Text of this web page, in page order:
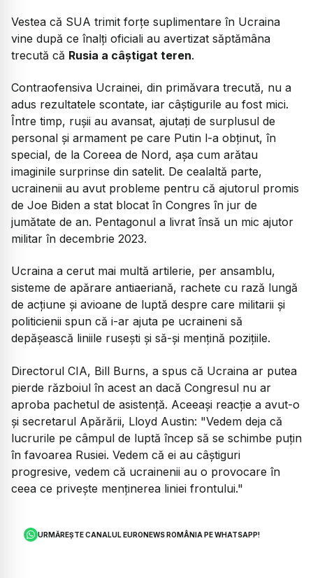
Vestea că SUA trimit forțe suplimentare în Ucraina
vine după ce înalți oficiali au avertizat săptămâna
trecută că Rusia a câștigat teren.
Contraofensiva Ucrainei, din primăvara trecută, nu a
adus rezultatele scontate, iar câștigurile au fost mici.
Între timp, rușii au avansat, ajutați de surplusul de
personal și armament pe care Putin l-a obținut, în
special, de la Coreea de Nord, așa cum arătau
imaginile surprinse din satelit. De cealaltă parte,
ucrainenii au avut probleme pentru că ajutorul promis
de Joe Biden a stat blocat în Congres în jur de
jumătate de an. Pentagonul a livrat însă un mic ajutor
militar în decembrie 2023.
Ucraina a cerut mai multă artilerie, per ansamblu,
sisteme de apărare antiaeriană, rachete cu rază lungă
de acțiune și avioane de luptă despre care militarii și
politicienii spun că i-ar ajuta pe ucraineni să
depășească liniile rusești și să-și mențină pozițiile.
Directorul CIA, Bill Burns, a spus că Ucraina ar putea
pierde războiul în acest an dacă Congresul nu ar
aproba pachetul de asistență. Aceeași reacție a avut-o
și secretarul Apărării, Lloyd Austin: "Vedem deja că
lucrurile pe câmpul de luptă încep să se schimbe puțin
în favoarea Rusiei. Vedem că ei au câștiguri
progresive, vedem că ucrainenii au o provocare în
ceea ce privește menținerea liniei frontului."
URMĂREȘTE CANALUL EURONEWS ROMÂNIA PE WHATSAPP!